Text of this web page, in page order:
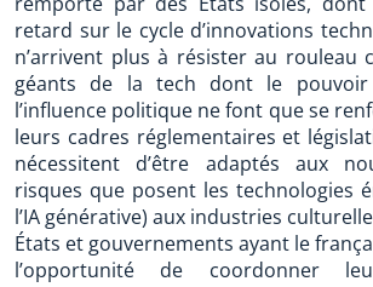
retard sur le cycle d’innovations
n’arrivent plus à résister au rouleau
géants de la tech dont le pouvoir
l’influence politique ne font que se
leurs cadres réglementaires et
nécessitent d’être adaptés aux
risques que posent les technologies
l’IA générative) aux industries
États et gouvernements ayant le
l’opportunité de coordonner